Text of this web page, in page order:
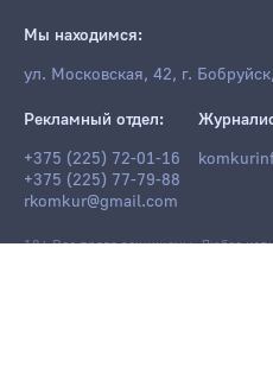
Мы находимся:
ул. Московская, 42, г.
Рекламный отдел:
+375 (225) 72-01-16
+375 (225) 77-79-88
rkomkur@gmail.com
18+ Все права защищены. Любое